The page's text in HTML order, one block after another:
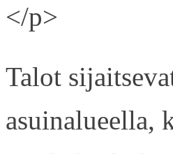
</p>
Talot
asuinalueella,